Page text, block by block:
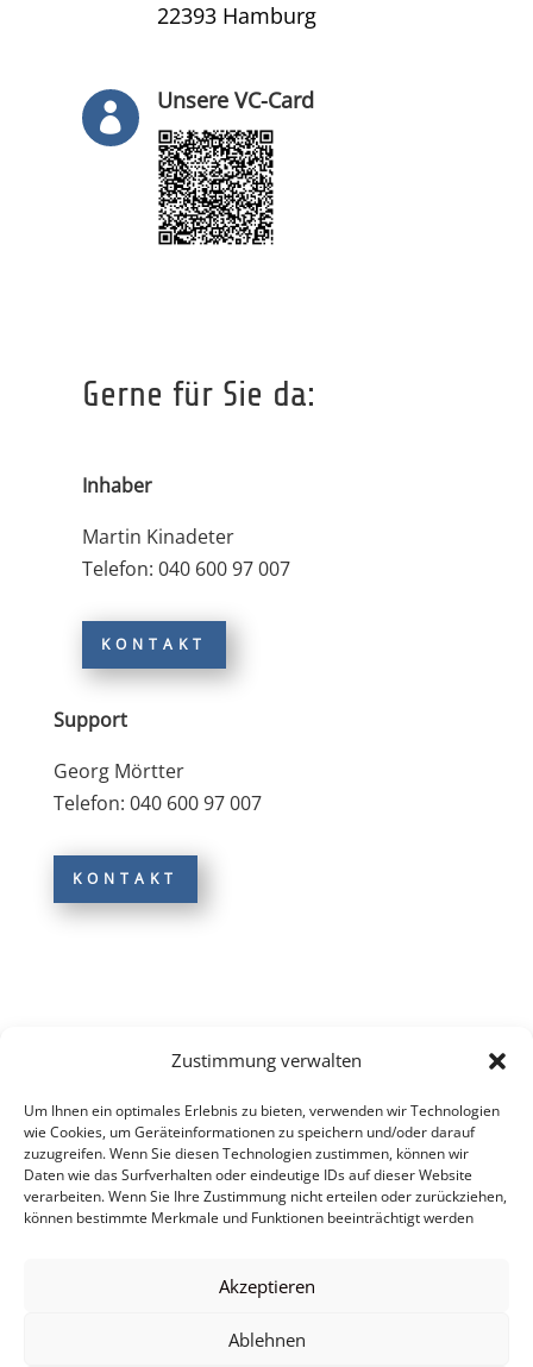
Zustimmung verwalten
Um Ihnen ein optimales Erlebnis zu bieten, verwenden wir Technologien
wie Cookies, um Geräteinformationen zu speichern und/oder darauf
zuzugreifen. Wenn Sie diesen Technologien zustimmen, können wir
Daten wie das Surfverhalten oder eindeutige IDs auf dieser Website
verarbeiten. Wenn Sie Ihre Zustimmung nicht erteilen oder zurückziehen,
können bestimmte Merkmale und Funktionen beeinträchtigt werden
Akzeptieren
Ablehnen
22393 Hamburg

Unsere VC-Card
Gerne für Sie da:
Inhaber
Martin Kinadeter
Telefon: 040 600 97 007
KONTAKT
Support
Georg Mörtter
Telefon: 040 600 97 007
KONTAKT
Impressum
Datenschutzerklärung
Einwilligung Kontaktaufnahme